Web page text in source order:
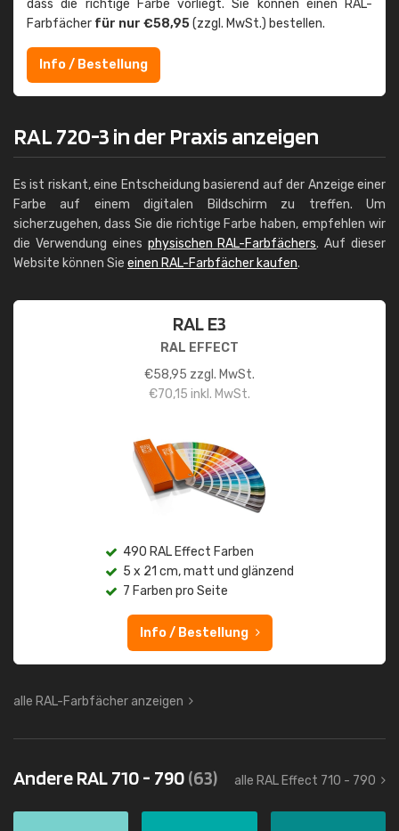
dass die richtige Farbe vorliegt. Sie können einen RAL-
Farbfächer für nur €58,95(zzgl. MwSt.) bestellen.
Info / Bestellung
RAL 720-3 in der Praxis anzeigen
Es ist riskant, eine Entscheidung basierend auf der Anzeige einer
Farbe auf einem digitalen Bildschirm zu treffen. Um
sicherzugehen, dass Sie die richtige Farbe haben, empfehlen wir
die Verwendung eines physischen RAL-Farbfächers. Auf dieser
Website können Sie einen RAL-Farbfächer kaufen.
RAL E3
RAL EFFECT
€58,95 zzgl. MwSt.
€70,15 inkl. MwSt.
490 RAL Effect Farben
5 x 21 cm, matt und glänzend
7 Farben pro Seite
Info / Bestellung
alle RAL-Farbfächer anzeigen
Andere RAL 710 - 790(63) alle RAL Effect 710 - 790